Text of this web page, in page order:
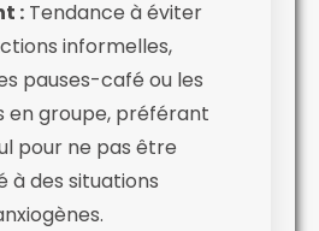
: Tendance à éviter
informelles,
pauses-café ou les
en groupe, préférant
pour ne pas être
à des situations